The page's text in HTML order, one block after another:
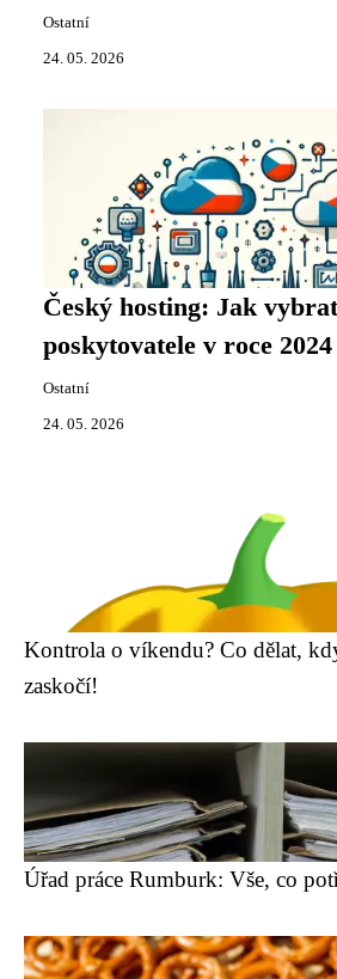
Ostatní
24. 05. 2026
Český hosting: Jak
poskytovatele v roce 2024
Ostatní
24. 05. 2026
Kontrola o víkendu? Co dělat,
zaskočí!
Úřad práce Rumburk: Vše, co